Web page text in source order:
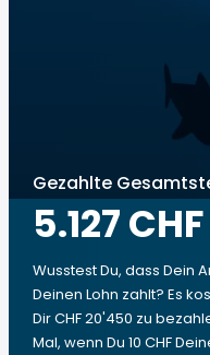
Gezahlte
5.127 CHF
Wusstest Du, dass Dein
Deinen Lohn zahlt? Es
Dir CHF 20'450 zu
Mal, wenn Du 10 CHF